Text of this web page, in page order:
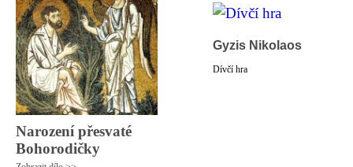
Narození přesvaté
Bohorodičky
Gyzis Nikolaos
Dívčí hra